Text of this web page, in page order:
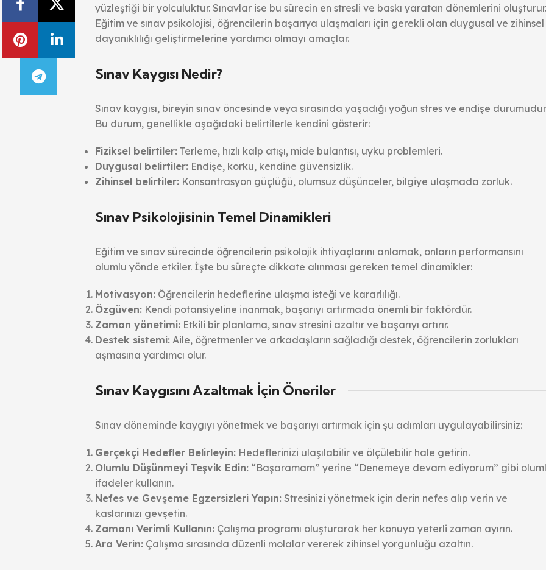
yüzleştiği bir yolculuktur. Sınavlar ise bu sürecin en stresli ve baskı yaratan dönemlerini
Eğitim ve sınav psikolojisi, öğrencilerin başarıya ulaşmaları için gerekli olan duygusal ve zihinsel
dayanıklılığı geliştirmelerine yardımcı olmayı amaçlar.
Sınav Kaygısı Nedir?
Sınav kaygısı, bireyin sınav öncesinde veya sırasında yaşadığı yoğun stres ve endişe
Bu durum, genellikle aşağıdaki belirtilerle kendini gösterir:
Fiziksel belirtiler: Terleme, hızlı kalp atışı, mide bulantısı, uyku problemleri.
Duygusal belirtiler: Endişe, korku, kendine güvensizlik.
Zihinsel belirtiler: Konsantrasyon güçlüğü, olumsuz düşünceler, bilgiye ulaşmada zorluk.
Sınav Psikolojisinin Temel Dinamikleri
Eğitim ve sınav sürecinde öğrencilerin psikolojik ihtiyaçlarını anlamak, onların performansını
olumlu yönde etkiler. İşte bu süreçte dikkate alınması gereken temel dinamikler:
Motivasyon: Öğrencilerin hedeflerine ulaşma isteği ve kararlılığı.
Özgüven: Kendi potansiyeline inanmak, başarıyı artırmada önemli bir faktördür.
Zaman yönetimi: Etkili bir planlama, sınav stresini azaltır ve başarıyı artırır.
Destek sistemi: Aile, öğretmenler ve arkadaşların sağladığı destek, öğrencilerin zorlukları
aşmasına yardımcı olur.
Sınav Kaygısını Azaltmak İçin Öneriler
Sınav döneminde kaygıyı yönetmek ve başarıyı artırmak için şu adımları uygulayabilirsiniz:
Gerçekçi Hedefler Belirleyin: Hedeflerinizi ulaşılabilir ve ölçülebilir hale getirin.
Olumlu Düşünmeyi Teşvik Edin: “Başaramam” yerine “Denemeye devam ediyorum” gibi
ifadeler kullanın.
Nefes ve Gevşeme Egzersizleri Yapın: Stresinizi yönetmek için derin nefes alıp verin ve
kaslarınızı gevşetin.
Zamanı Verimli Kullanın: Çalışma programı oluşturarak her konuya yeterli zaman ayırın.
Ara Verin: Çalışma sırasında düzenli molalar vererek zihinsel yorgunluğu azaltın.